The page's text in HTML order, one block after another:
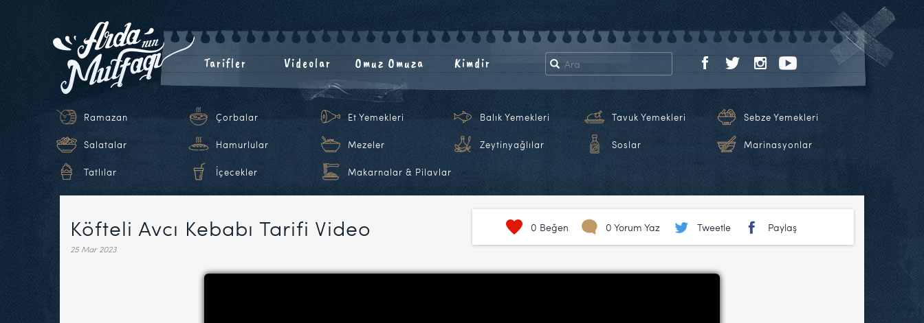
Tarifler Videolar Omuz Omuza Kimdir
Ramazan Çorbalar Et Yemekleri Balık Yemekleri Tavuk Yemekleri Sebze Yemekleri
Salatalar Hamurlular Mezeler Zeytinyağlılar Soslar Marinasyonlar
Tatlılar İçecekler Makarnalar & Pilavlar
Köfteli Avcı Kebabı Tarifi Video
25 Mar 2023
0 Beğen 0 Yorum Yaz Tweetle Paylaş